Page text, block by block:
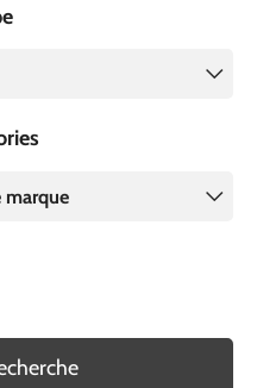
marque